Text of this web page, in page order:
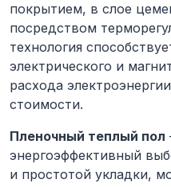
покрытием, в слое
посредством
технология
электрического и
расхода
стоимости.
Пленочный теплый пол
энергоэффективный
и простотой укладки,